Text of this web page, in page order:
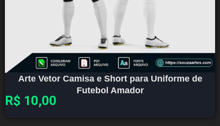
Arte Vetor Camisa e Short para Uniforme de
Futebol Amador
R$ 10,00